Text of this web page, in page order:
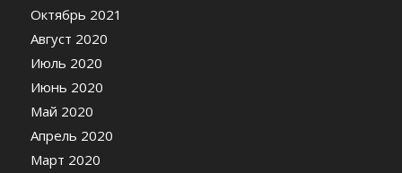
Октябрь 2021
Август 2020
Июль 2020
Июнь 2020
Май 2020
Апрель 2020
Март 2020